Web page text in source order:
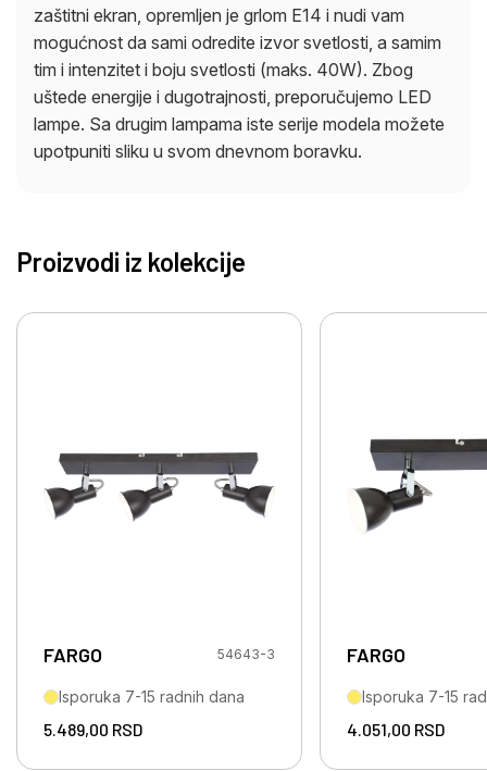
zaštitni ekran, opremljen je grlom E14 i nudi vam
mogućnost da sami odredite izvor svetlosti, a samim
tim i intenzitet i boju svetlosti (maks. 40W). Zbog
uštede energije i dugotrajnosti, preporučujemo LED
lampe. Sa drugim lampama iste serije modela možete
upotpuniti sliku u svom dnevnom boravku.
Proizvodi iz kolekcije
FARGO 54643-3
Isporuka 7-15 radnih dana
5.489,00 RSD
FARGO
Isporuka 7-15
4.051,00 RSD